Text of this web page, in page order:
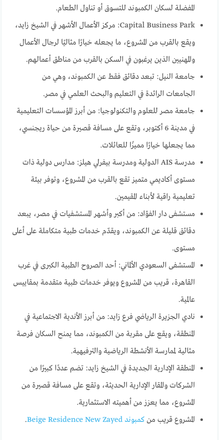
المفضلة لسكان الكمبوند للتسوق أو تناول الطعام.
Capital Business Park: مركز الأعمال الأشهر في الشيخ زايد،
ويقع بالقرب من المشروع، ما يجعله خيارًا مثاليًا لرجال الأعمال
والمهنيين الذين يرغبون في السكن بالقرب من مناطق أعمالهم.
جامعة النيل: تبعد دقائق فقط عن الكمبوند، وهي من
الجامعات الرائدة في التعليم والبحث العلمي في مصر.
جامعة مصر للعلوم والتكنولوجيا: من أبرز المؤسسات التعليمية
في مدينة 6 أكتوبر، وتقع على مسافة قصيرة من حياة ريجنسي،
مما يجعلها خيارًا مميزًا للعائلات.
مدرسة AIS الدولية ومدرسة بيفرلي هيلز: مدارس دولية ذات
مستوى أكاديمي متميز تقع بالقرب من المشروع، وتوفر بيئة
تعليمية راقية لأبناء المقيمين.
مستشفى دار الفؤاد: من أكبر وأشهر المستشفيات في مصر، يبعد
دقائق قليلة عن الكمبوند، ويقدّم خدمات طبية متكاملة على أعلى
مستوى.
المستشفى السعودي الألماني: أحد الصروح الطبية الكبرى في غرب
القاهرة، قريب من المشروع ويوفر خدمات طبية متقدمة بمقاييس
عالمية.
نادي الجزيرة الرياضي فرع زايد: من أبرز الأندية الاجتماعية في
المنطقة، ويقع على مقربة من الكمبوند، مما يمنح السكان فرصة
مثالية لممارسة الأنشطة الرياضية والترفيهية.
المنطقة الإدارية الجديدة في الشيخ زايد: تضم عددًا كبيرًا من
الشركات والمقار الإدارية الحديثة، وتقع على مسافة قصيرة من
المشروع، مما يعزز من أهميته الاستثمارية.
المشروع قريب منكمبوند Beige Residence New Zayed .